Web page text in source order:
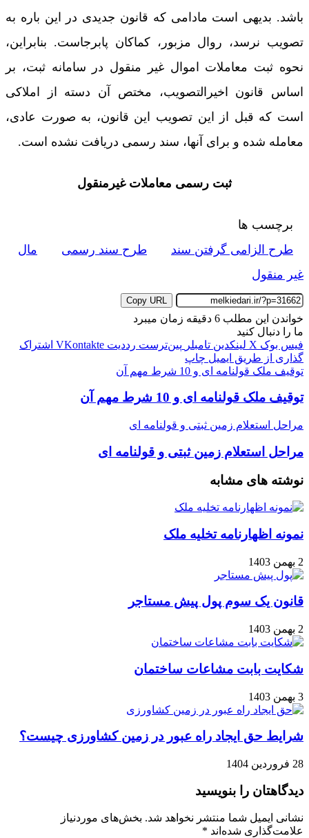
باشد. بدیهی است مادامی که قانون جدیدی در این باره به
تصویب نرسد، روال مزبور، کماکان پابرجاست. بنابراین،
نحوه ثبت معاملات اموال غیر منقول در سامانه ثبت، بر
اساس قانون اخیرالتصویب، مختص آن دسته از املاکی
است که قبل از این تصویب این قانون، به صورت عادی،
معامله شده و برای آنها، سند رسمی دریافت نشده است.
ثبت رسمی معاملات غیرمنقول
برچسب ها
طرح الزامی گرفتن سند
طرح سند رسمی
مال
غیر منقول
Copy URL
خواندن این مطلب 6 دقیقه زمان میبرد
ما را دنبال کنید
فیس بوک X لینکدین ‫تامبلر ‫پین‌ترست ‫رددیت ‫VKontakte اشتراک
گذاری از طریق ایمیل چاپ
توقیف ملک قولنامه ای و 10 شرط مهم آن
توقیف ملک قولنامه ای و 10 شرط مهم آن
مراحل استعلام زمین ثبتی و قولنامه ای
مراحل استعلام زمین ثبتی و قولنامه ای
نوشته های مشابه
نمونه اظهارنامه تخلیه ملک
2 بهمن 1403
قانون یک سوم پول پیش مستاجر
2 بهمن 1403
شکایت بابت مشاعات ساختمان
3 بهمن 1403
شرایط حق ایجاد راه عبور در زمین کشاورزی چیست؟
28 فروردین 1404
دیدگاهتان را بنویسید
نشانی ایمیل شما منتشر نخواهد شد. بخش‌های موردنیاز
علامت‌گذاری شده‌اند *